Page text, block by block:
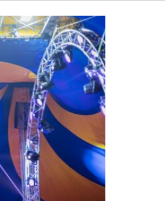
Serie B
CLASSIFICA SERIE B
Contatti
La Redazione